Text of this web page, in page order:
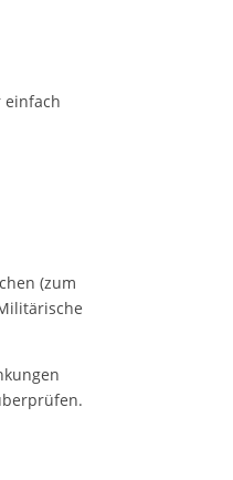
einfach
(zum